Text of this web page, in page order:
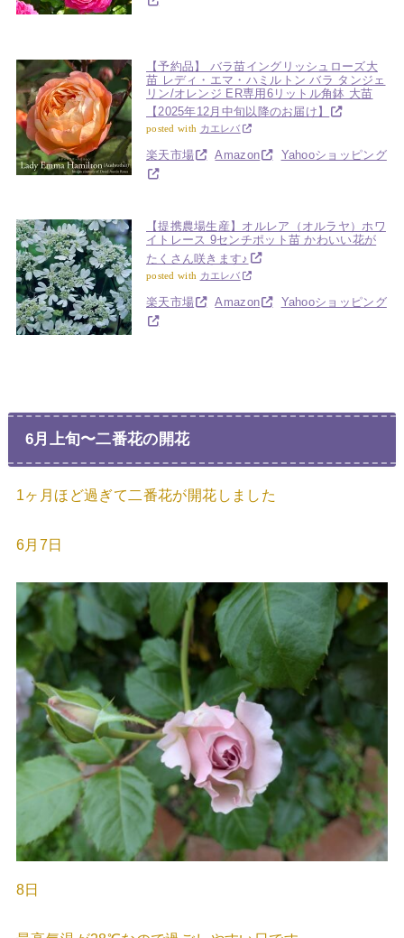
【予約品】 バラ苗イングリッシュローズ大
苗 レディ・エマ・ハミルトン バラ タンジェ
リン/オレンジ ER専用6リットル角鉢 大苗
【2025年12月中旬以降のお届け】
posted with カエレバ
楽天市場 Amazon Yahooショッピング
【提携農場生産】オルレア（オルラヤ）ホワ
イトレース 9センチポット苗 かわいい花が
たくさん咲きます♪
posted with カエレバ
楽天市場 Amazon Yahooショッピング
6月上旬〜二番花の開花
1ヶ月ほど過ぎて二番花が開花しました
6月7日
8日